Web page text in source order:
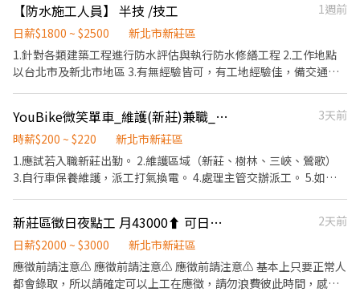
路店 新北市三重區車路頭街92號1樓 三重平安店 新北市三重區平安
街7號1樓 三重重新店 新北市三重區重新路四段184巷32號1樓 三重
新興店 新北市三重區新興路14號1樓 三重三陽店 新北市三重區三陽
路56號1樓 三重中正二店 新北市三重區中正北路364號1樓 三重仁愛
店 新北市三重區仁愛街514號1樓 三重中正店 新北市三重區中正北
路101號1樓 三重龍門店 新北市三重區龍門路123號 三重福和店 新
北市三重區福和街37號 ❤️【智取店】❤️$229~269 三重正義 - 智取
店-新北市三重區正義北路335號 三重雙園 - 智取店-新北市三重區雙
園街124號1樓 三重慈愛 - 智取店-新北市三重區慈愛街74號1樓 ----
---------------------------------------------------------------------
-------------------------------- ❤️【新北蘆洲區】❤️$216 蘆洲長安
店 新北市蘆洲區長安街194巷11號1樓 蘆洲民族三店 新北市蘆洲區
民族路327巷24號1樓 蘆洲光榮店 新北市蘆洲區光榮路24號1樓 蘆
洲永安店 新北市蘆洲區永安南路二段230號1樓 蘆洲民族二店 新北
市蘆洲區民族路151號 蘆洲保和店 新北市蘆洲區保和街97號 蘆洲民
權店 新北市蘆洲區民權路188-3號 蘆洲中山店 新北市蘆洲區中山一
路269號 蘆洲和平店 新北市蘆洲區和平路205號 ❤️【智取店】❤️
裝、螺絲固定、地板鋪設、角料收尾...等。 需自備機車(可自行前往
案場，或是到倉庫一同前往案場) 歡迎想穩定學一技之長工作夥伴，
有興趣或是想現場了解工作環境、施工內容者 歡迎直接來電 陳
R#0972-020-900
【防水施工人員】 半技 /技工
1週前
日薪$1800 ~ $2500
新北市新莊區
1.針對各類建築工程進行防水評估與執行防水修繕工程 2.工作地點
以台北市及新北市地區 3.有無經驗皆可，有工地經驗佳，備交通工
YouBike微笑單車_維護(新莊)兼職_日班
3天前
時薪$200 ~ $220
新北市新莊區
1.應試若入職新莊出勤。 2.維護區域（新莊、樹林、三峽、鶯歌）
3.自行車保養維護，派工打氣換電。 4.處理主管交辦派工。 5.如外
新莊區徵日夜點工 月43000⬆️ 可日領 無經驗可 怕累愛放鳥請勿應徵
2天前
日薪$2000 ~ $3000
新北市新莊區
應徵前請注意⚠️ 應徵前請注意⚠️ 應徵前請注意⚠️ 基本上只要正常人
都會錄取，所以請確定可以上工在應徵，請勿浪費彼此時間，感謝